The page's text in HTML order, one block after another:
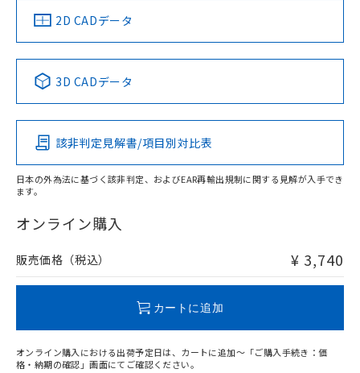
中国 RoHS 注意事項・凡例
Pb Hg Cd Cr(VI)
O
在庫等で未対応品が混在する可能性があります。
問い合わせください。
2D CADデータ
3D CADデータ
該非判定見解書/項目別対比表
日本の外為法に基づく該非判定、およびEAR再輸出規制に関する見解が入手でき
ます。
オンライン購入
販売価格（税込） ¥ 3,740
カートに追加
オンライン購入における出荷予定日は、カートに追加～「ご購入手続き：価
格・納期の確認」画面にてご確認ください。